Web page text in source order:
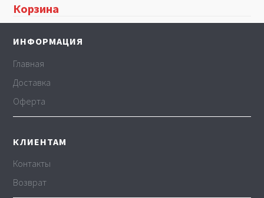
Корзина
ИНФОРМАЦИЯ
Главная
Доставка
Оферта
КЛИЕНТАМ
Контакты
Возврат